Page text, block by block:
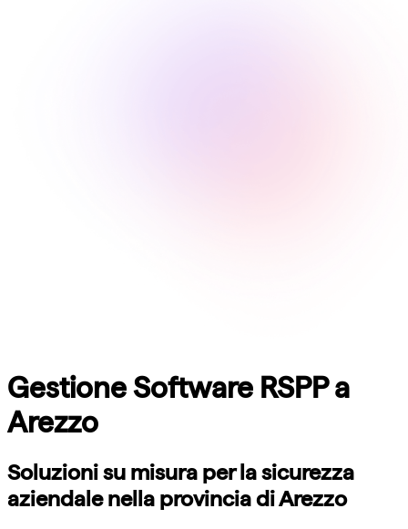
Gestione Software RSPP a
Arezzo
Soluzioni su misura per la sicurezza
aziendale nella provincia di Arezzo